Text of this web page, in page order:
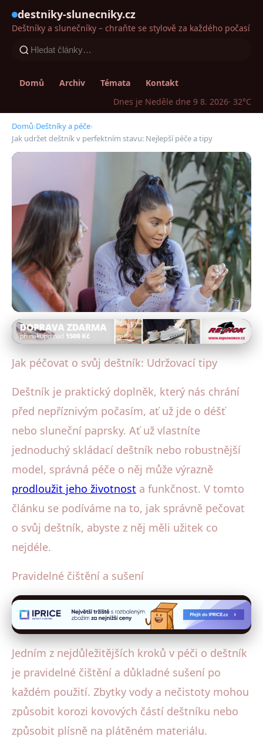
destniky-slunecniky.cz
Deštníky a slunečníky – chraňte se stylově za každého počasí
Domů Archiv Témata
Kontakt
Dnes je Neděle dne 9 8. 2026· 32°C
Domů›Deštníky a péče›
Jak udržet deštník v perfektním stavu: Nejlepší péče a tipy
Deštníky a péče
Jak udržet deštník v perfektním
17. 8. 2025· 4 min čtení · Autor: Klára Veselá
Jak péčovat o svůj deštník: Udržovací tipy
Deštník je praktický doplněk, který nás chrání
před nepříznivým počasím, ať už jde o déšť
nebo sluneční paprsky. Ať už vlastníte
jednoduchý skládací deštník nebo robustnější
model, správná péče o něj může výrazně
prodloužit jeho životnost a funkčnost. V tomto
článku se podíváme na to, jak správně pečovat
o svůj deštník, abyste z něj měli užitek co
nejdéle.
Pravidelné čištění a sušení
Jedním z nejdůležitějších kroků v péči o deštník
je pravidelné čištění a důkladné sušení po
každém použití. Zbytky vody a nečistoty mohou
způsobit korozi kovových částí deštníku nebo
způsobit plísně na plátěném materiálu.